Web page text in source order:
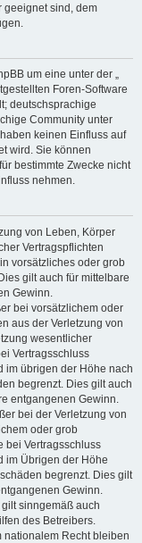
geeignet sind, dem
um eine unter der „
Foren-Software
deutschsprachige
Community unter
keinen Einfluss auf
wird. Sie können
bestimmte Zwecke nicht
nehmen.
von Leben, Körper
Vertragspflichten
vorsätzliches oder grob
gilt auch für mittelbare
Gewinn.
bei vorsätzlichem oder
aus der Verletzung von
wesentlicher
Vertragsschluss
im übrigen der Höhe nach
begrenzt. Dies gilt auch
entgangenen Gewinn.
bei der Verletzung von
oder grob
bei Vertragsschluss
im Übrigen der Höhe
begrenzt. Dies gilt
Gewinn.
sinngemäß auch
des Betreibers.
nationalem Recht bleiben